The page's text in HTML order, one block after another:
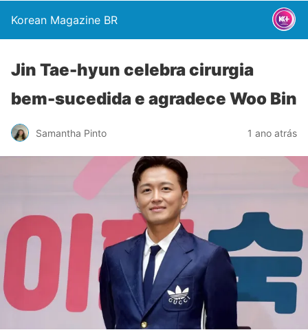
Korean Magazine BR
Jin Tae-hyun celebra cirurgia
bem-sucedida e agradece Woo Bin
Samantha Pinto 1 ano atrás